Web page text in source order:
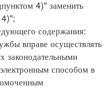
4)" заменить
содержания:
вправе осуществлять
законодательными
способом в